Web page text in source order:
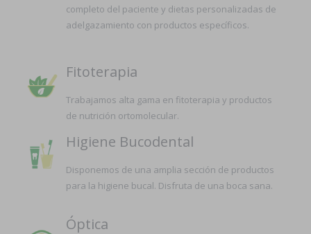
completo del paciente y dietas personalizadas de
adelgazamiento con productos específicos.
Fitoterapia
Trabajamos alta gama en fitoterapia y productos
de nutrición ortomolecular.
Higiene Bucodental
Disponemos de una amplia sección de productos
para la higiene bucal. Disfruta de una boca sana.
Óptica